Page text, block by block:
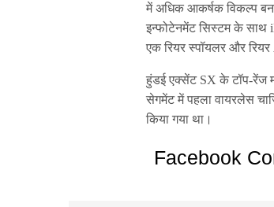
में अधिक आकर्षक विकल्प
इन्फोटेनमेंट सिस्टम के साथ
एक रियर स्पॉयलर और
हुंडई एक्सेंट SX के टॉप-रेंज
सेगमेंट में पहला वायरलेस
किया गया था।
Facebook